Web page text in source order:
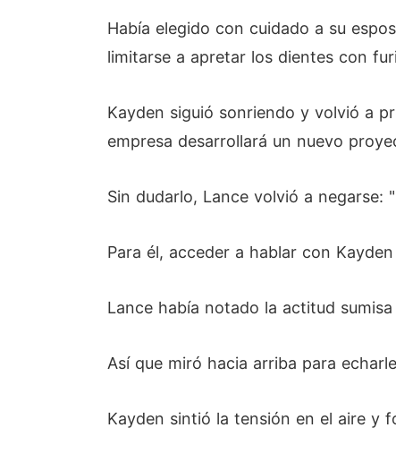
Había elegido con cuidado a su
limitarse a apretar los dientes con
Kayden siguió sonriendo y volvió a
empresa desarrollará un nuevo
Sin dudarlo, Lance volvió a negarse:
Para él, acceder a hablar con
Lance había notado la actitud
Así que miró hacia arriba para
Kayden sintió la tensión en el aire y